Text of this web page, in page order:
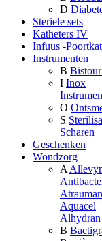
D
Steriele sets
Katheters IV
Infuus -
Instrumenten
B
I Inox
O
S
Scharen
Geschenken
Wondzorg
A
Atrauman
Aquacel
Alhydran
B